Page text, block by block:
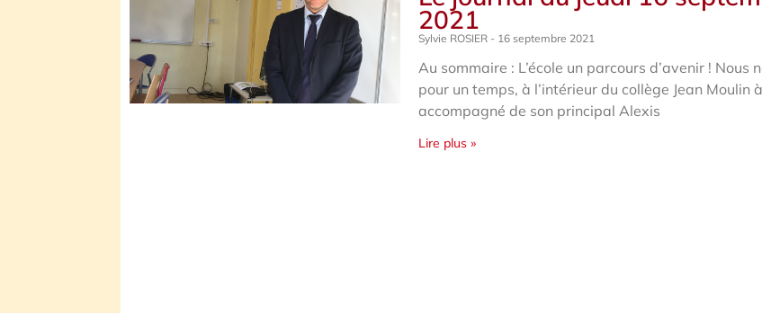
2021
Sylvie ROSIER 16 septembre 2021
Au sommaire : L’école un parcours d’avenir ! Nous
pour un temps, à l’intérieur du collège Jean Moulin
accompagné de son principal Alexis
Lire plus »